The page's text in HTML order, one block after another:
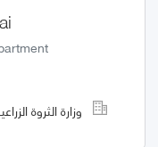
وزارة الثروة